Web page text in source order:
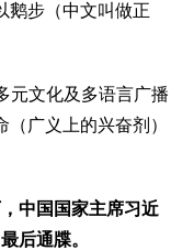
鹅步（中文叫做正
元文化及多语言广播
广义上的兴奋剂）
中国国家主席习近
后通牒。